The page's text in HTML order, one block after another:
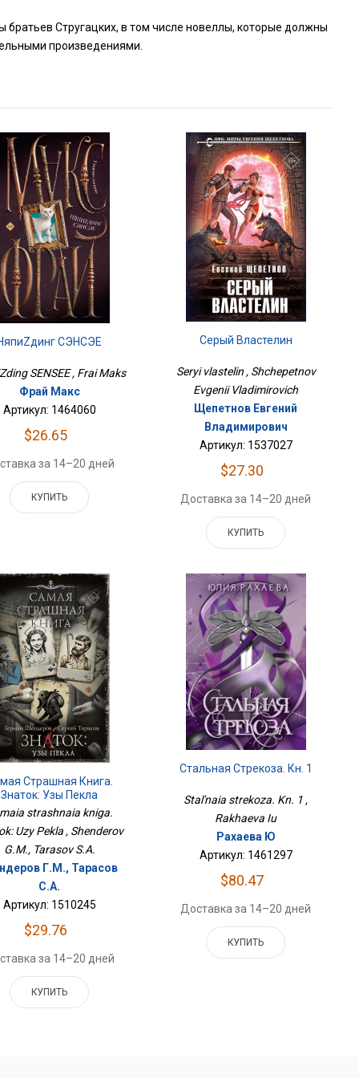
Стругацких, в том числе новеллы, которые должны
произведениями.
СЭНСЭЕ
SENSEE , Frai Maks
Фрай Макс
Артикул: 1464060
$26.65
за 14–20 дней
КУПИТЬ
Серый Властелин
Seryi vlastelin , Shchepetnov
Evgenii Vladimirovich
Щепетнов Евгений
Владимирович
Артикул: 1537027
$27.30
Доставка за 14–20 дней
КУПИТЬ
Страшная Книга.
Знаток: Узы Пекла
strashnaia kniga.
Uzy Pekla , Shenderov
G.M., Tarasov S.A.
Г.М., Тарасов
С.А.
Артикул: 1510245
$29.76
за 14–20 дней
КУПИТЬ
Стальная Стрекоза. Кн. 1
Stal'naia strekoza. Kn. 1 ,
Rakhaeva Iu
Рахаева Ю
Артикул: 1461297
$80.47
Доставка за 14–20 дней
КУПИТЬ